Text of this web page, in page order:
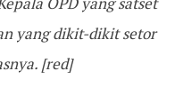
yang dikit-dikit setor
[red]